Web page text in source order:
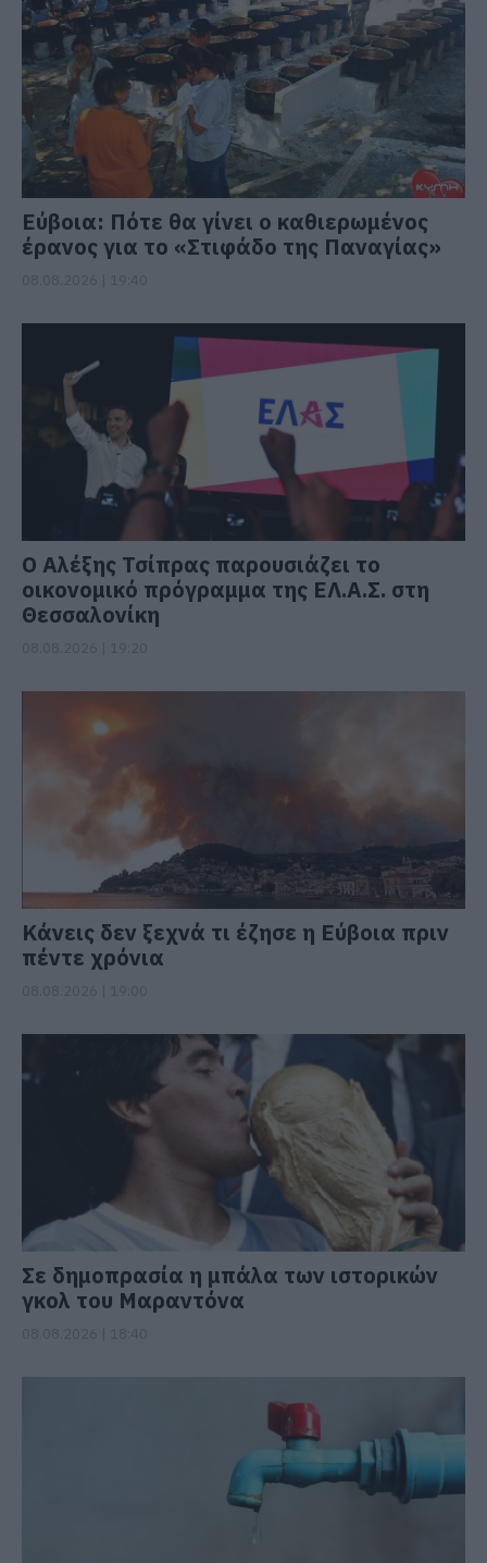
Εύβοια: Πότε θα γίνει ο καθιερωμένος
έρανος για το «Στιφάδο της Παναγίας»
Ο Αλέξης Τσίπρας παρουσιάζει το
οικονομικό πρόγραμμα της ΕΛ.Α.Σ. στη
Θεσσαλονίκη
Κάνεις δεν ξεχνά τι έζησε η Εύβοια πριν
πέντε χρόνια
Σε δημοπρασία η μπάλα των ιστορικών
γκολ του Μαραντόνα